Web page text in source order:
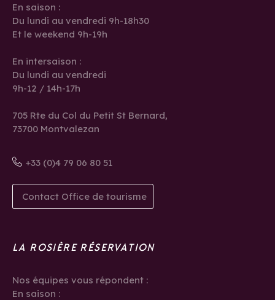
En saison :
Du lundi au vendredi 9h-18h30
Et le weekend 9h-19h
En intersaison :
Du lundi au vendredi
9h-12 / 14h-17h
705 Rte du Col du Petit St Bernard,
73700 Montvalezan
+33 (0)4 79 06 80 51
Contact Office de tourisme
LA ROSIÈRE RÉSERVATION
Nos équipes vous répondent :
En saison :